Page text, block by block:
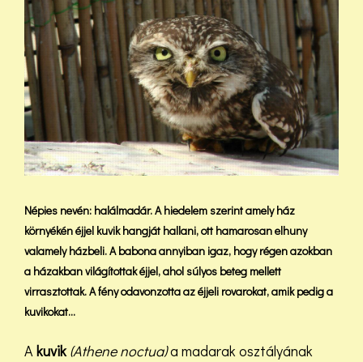
Népies nevén: halálmadár. A hiedelem szerint amely ház
környékén éjjel kuvik hangját hallani, ott hamarosan elhuny
valamely házbeli. A babona annyiban igaz, hogy régen azokban
a házakban világítottak éjjel, ahol súlyos beteg mellett
virrasztottak. A fény odavonzotta az éjjeli rovarokat, amik pedig a
kuvikokat…
Akuvik (Athene noctua)a madarak osztályának